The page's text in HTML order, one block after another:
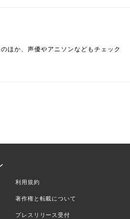
ほか、声優やアニソンなどもチェック
利用規約
著作権と転載について
プレスリリース受付